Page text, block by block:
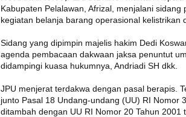
Kabupaten Pelalawan, Afrizal, menjalani
kegiatan belanja barang operasional kelistrikan
Sidang yang dipimpin majelis hakim Dedi
agenda pembacaan dakwaan jaksa penuntut
didampingi kuasa hukumnya, Andriadi SH dkk.
JPU menjerat terdakwa dengan pasal berapis.
junto Pasal 18 Undang-undang (UU) RI Nomor
ditambah dengan UU RI Nomor 20 Tahun